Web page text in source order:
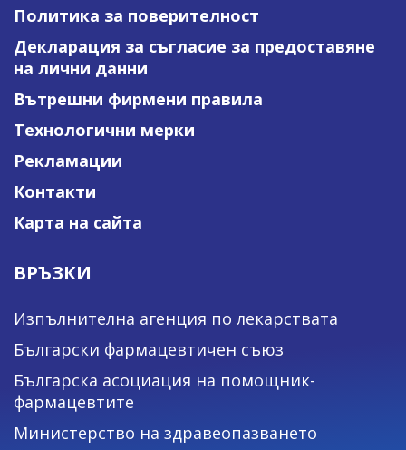
Политика за поверителност
Декларация за съгласие за предоставяне
на лични данни
Вътрешни фирмени правила
Технологични мерки
Рекламации
Контакти
Карта на сайта
ВРЪЗКИ
Изпълнителна агенция по лекарствата
Български фармацевтичен съюз
Българска асоциация на помощник-
фармацевтите
Министерство на здравеопазването